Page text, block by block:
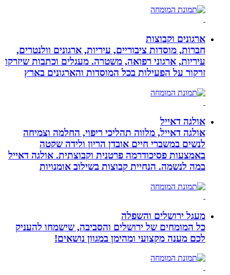
ארגונים וקבוצות
חברות, מוסדות ציבוריים, עיריות, ארגונים וולנטרים,
עיריות, ארגוני רפואה, משטרה. מעגלים וכתבות שיזרקו
זרקור על הפעילות בכל המוסדות והארגונים בארץ
אולגה דאייל
אולגה דאייל, מלווה תהליכי ריפוי, החלמה וצמיחה
לנשים במשברי חיים אובדן הריון ולידה שקטה
באמצעות פסיכודרמה פרטנית וקבוצתית. אולגה דאייל
במה לנשמה. ‏הנחיית קבוצות בשילוב אומנויות‏
מעגל ירושלים והשפלה
כל המומחים של ירושלים והסביבה, שישמחו להעניק
לכם מענה מקצועי ומהימן במגוון נושאים!